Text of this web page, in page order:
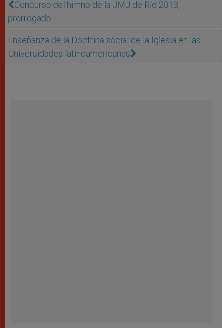
Concurso del himno de la JMJ de Río 2013,
prorrogado
Enseñanza de la Doctrina social de la Iglesia en las
Universidades latinoamericanas